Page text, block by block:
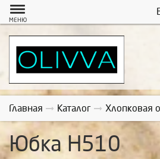
МЕНЮ
Главная Каталог Хлопковая
Юбка Н510